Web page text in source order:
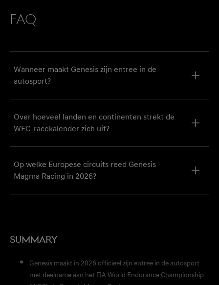
FAQ
Wanneer maakt Genesis zijn entree in de
autosport?
Over hoeveel landen en continenten strekt de
WEC-racekalender zich uit?
Op welke Europese circuits reed Genesis
Magma Racing in 2026?
Summary
Genesis maakt in 2026 officieel zijn entree in de autosport
met deelname aan het FIA World Endurance Championship